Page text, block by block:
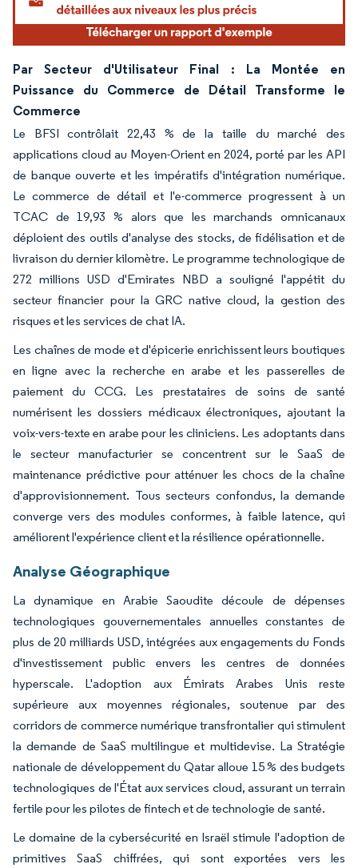
Par Secteur d'Utilisateur Final : La Montée en
Puissance du Commerce de Détail Transforme le
Commerce
Le BFSI contrôlait 22,43 % de la taille du marché des
applications cloud au Moyen-Orient en 2024, porté par les API
de banque ouverte et les impératifs d'intégration numérique.
Le commerce de détail et l'e-commerce progressent à un
TCAC de 19,93 % alors que les marchands omnicanaux
déploient des outils d'analyse des stocks, de fidélisation et de
livraison du dernier kilomètre. Le programme technologique de
272 millions USD d'Emirates NBD a souligné l'appétit du
secteur financier pour la GRC native cloud, la gestion des
risques et les services de chat IA.
Les chaînes de mode et d'épicerie enrichissent leurs boutiques
en ligne avec la recherche en arabe et les passerelles de
paiement du CCG. Les prestataires de soins de santé
numérisent les dossiers médicaux électroniques, ajoutant la
voix-vers-texte en arabe pour les cliniciens. Les adoptants dans
le secteur manufacturier se concentrent sur le SaaS de
maintenance prédictive pour atténuer les chocs de la chaîne
d'approvisionnement. Tous secteurs confondus, la demande
converge vers des modules conformes, à faible latence, qui
améliorent l'expérience client et la résilience opérationnelle.
Analyse Géographique
La dynamique en Arabie Saoudite découle de dépenses
technologiques gouvernementales annuelles constantes de
plus de 20 milliards USD, intégrées aux engagements du Fonds
d'investissement public envers les centres de données
hyperscale. L'adoption aux Émirats Arabes Unis reste
supérieure aux moyennes régionales, soutenue par des
corridors de commerce numérique transfrontalier qui stimulent
la demande de SaaS multilingue et multidevise. La Stratégie
nationale de développement du Qatar alloue 15 % des budgets
technologiques de l'État aux services cloud, assurant un terrain
fertile pour les pilotes de fintech et de technologie de santé.
Le domaine de la cybersécurité en Israël stimule l'adoption de
primitives SaaS chiffrées, qui sont exportées vers les